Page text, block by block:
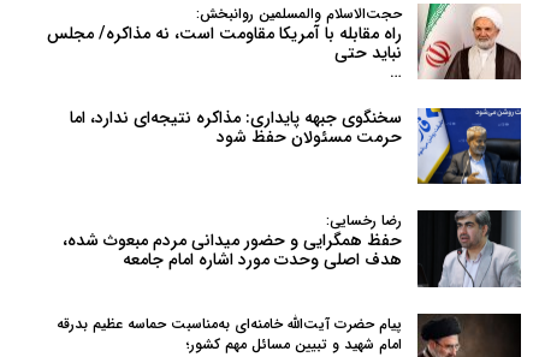
حجت‌الاسلام والمسلمین روانبخش:
راه مقابله با آمریکا مقاومت است، نه مذاکره/ مجلس
نباید حتی
…
سخنگوی جبهه پایداری: مذاکره نتیجه‌ای ندارد، اما
حرمت مسئولان حفظ شود
رضا رخسایی:
حفظ همگرایی و حضور میدانی مردم مبعوث شده،
هدف اصلی وحدت مورد اشاره امام جامعه
پیام حضرت آیت‌الله خامنه‌ای به‌مناسبت حماسه عظیم بدرقه
امام شهید و تبیین مسائل مهم کشور؛